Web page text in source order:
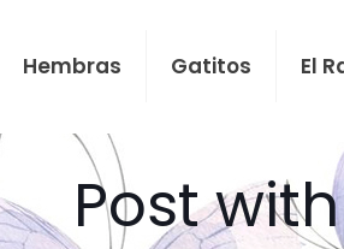
Hembras Gatitos El
Post